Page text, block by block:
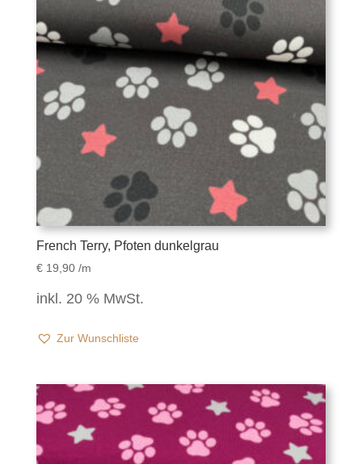
French Terry, Pfoten dunkelgrau
€19,90/m
inkl. 20 % MwSt.
Zur Wunschliste